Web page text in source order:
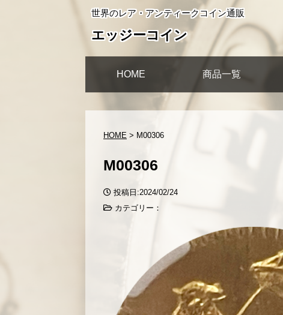
世界のレア・アンティークコイン通販
エッジーコイン
HOME 商品一覧
HOME > M00306
M00306
投稿日:2024/02/24
カテゴリー：